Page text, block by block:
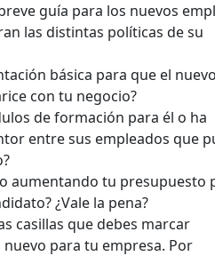
guía para los nuevos
las distintas políticas de su
básica para que el
con tu negocio?
de formación para él o ha
entre sus empleados que
aumentando tu presupuesto
¿Vale la pena?
casillas que debes marcar
para tu empresa. Por